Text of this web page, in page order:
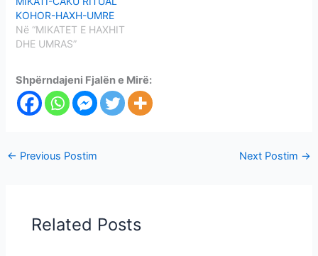
KOHOR-HAXH-UMRE
Në “MIKATET E HAXHIT
DHE UMRAS”
Shpërndajeni Fjalën e Mirë:
← Previous Postim Next Postim →
Related Posts